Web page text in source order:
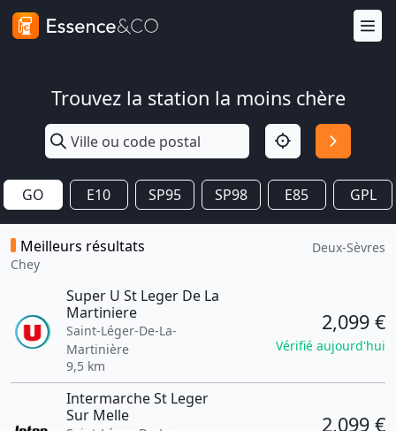
Trouvez la station la moins chère
GO E10 SP95 SP98 E85 GPL
Meilleurs résultats
Chey
Deux-Sèvres
Super U St Leger De La
Martiniere
Saint-Léger-De-La-
Martinière
9,5 km
2,099 €
Vérifié aujourd'hui
Intermarche St Leger
Sur Melle
2,099 €